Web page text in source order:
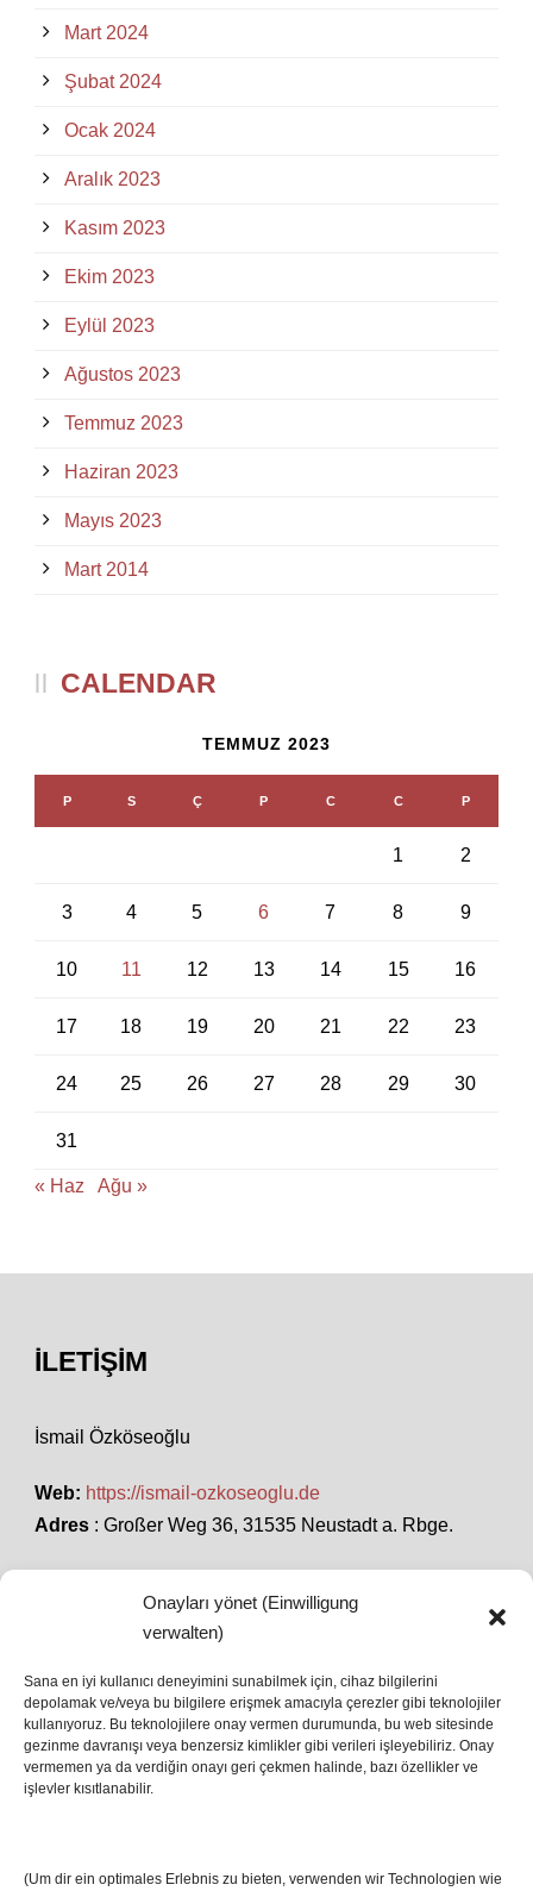
Onayları yönet (Einwilligung
verwalten)
Sana en iyi kullanıcı deneyimini sunabilmek için, cihaz bilgilerini
depolamak ve/veya bu bilgilere erişmek amacıyla çerezler gibi teknolojiler
kullanıyoruz. Bu teknolojilere onay vermen durumunda, bu web sitesinde
gezinme davranışı veya benzersiz kimlikler gibi verileri işleyebiliriz. Onay
vermemen ya da verdiğin onayı geri çekmen halinde, bazı özellikler ve
işlevler kısıtlanabilir.
(Um dir ein optimales Erlebnis zu bieten, verwenden wir Technologien wie
Mart 2024
Şubat 2024
Ocak 2024
Aralık 2023
Kasım 2023
Ekim 2023
Eylül 2023
Ağustos 2023
Temmuz 2023
Haziran 2023
Mayıs 2023
Mart 2014
CALENDAR
TEMMUZ 2023
P S Ç P C C P
1 2
3 4 5 6 7 8 9
10 11 12 13 14 15 16
17 18 19 20 21 22 23
24 25 26 27 28 29 30
31
« Haz Ağu »
İLETIŞIM
İsmail Özköseoğlu
Web: https://ismail-ozkoseoglu.de
Adres : Großer Weg 36, 31535 Neustadt a. Rbge.
SON HABERLER
İstanbul’da Avrupa Ligi Finali: Freiburg ve Aston
Villa Boğaz’da Tarih Yazmaya Hazırlanıyor
08 May 2026